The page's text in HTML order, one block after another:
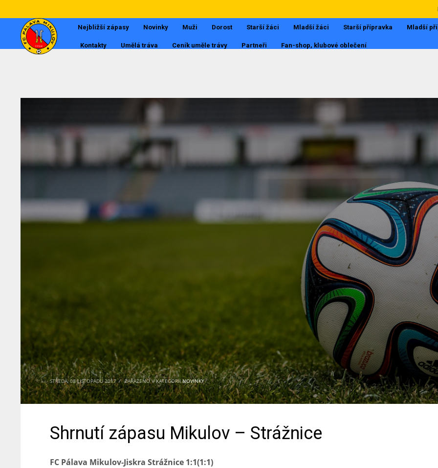
Nejbližší zápasy Novinky Muži Dorost Starší žáci Mladší žáci Starší přípravka Mladší
Kontakty Umělá tráva Ceník uměle trávy Partneři Fan-shop, klubové oblečení
STŘEDA, 08 LISTOPADU 2017 / ZAŘAZENO V KATEGORIINOVINKY
Shrnutí zápasu Mikulov – Strážnice
FC Pálava Mikulov-Jiskra Strážnice 1:1(1:1)